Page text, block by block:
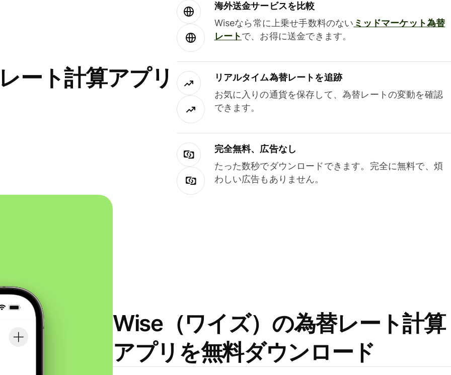
ート計算アプリ
海外送金サービスを比較
Wiseなら常に上乗せ手数料のない ミッドマーケット為替
レートで、お得に送金できます。
リアルタイム為替レートを追跡
お気に入りの通貨を保存して、為替レートの変動を確認
できます。
完全無料、広告なし
たった数秒でダウンロードできます。完全に無料で、煩
わしい広告もありません。
Wise（ワイズ）の為替レート計算
アプリを無料ダウンロード